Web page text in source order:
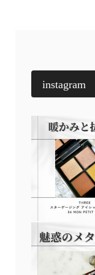
instagram